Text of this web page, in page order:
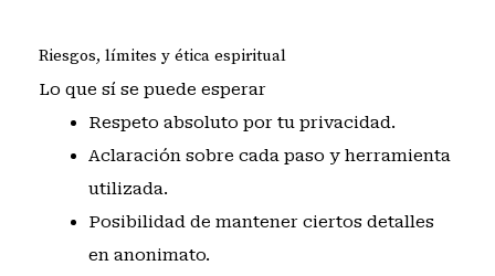
Riesgos, límites y ética espiritual
Lo que sí se puede esperar
Respeto absoluto por tu privacidad.
Aclaración sobre cada paso y herramienta
utilizada.
Posibilidad de mantener ciertos detalles
en anonimato.